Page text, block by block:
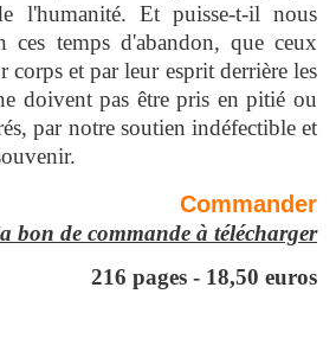
l'humanité. Et puisse-t-il nous
ces temps d'abandon, que ceux
corps et par leur esprit derrière les
doivent pas être pris en pitié ou
par notre soutien indéfectible et
Commander
bon de commande à télécharger
216 pages - 18,50 euros